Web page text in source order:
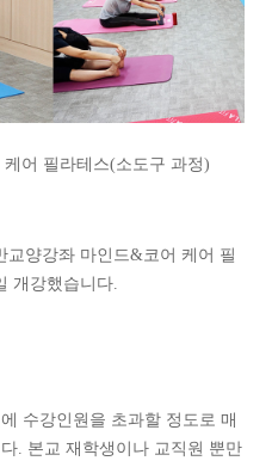
어 필라테스(소도구 과정)
교양강좌 마인드&코어 케어 필
개강했습니다.
수강인원을 초과할 정도로 매
. 본교 재학생이나 교직원 뿐만